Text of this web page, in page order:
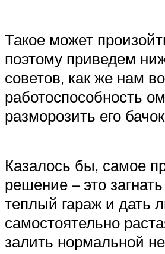
Такое может
поэтому приведем
советов, как же нам
работоспособность
разморозить его
Казалось бы, самое
решение – это
теплый гараж и дать
самостоятельно
залить нормальной